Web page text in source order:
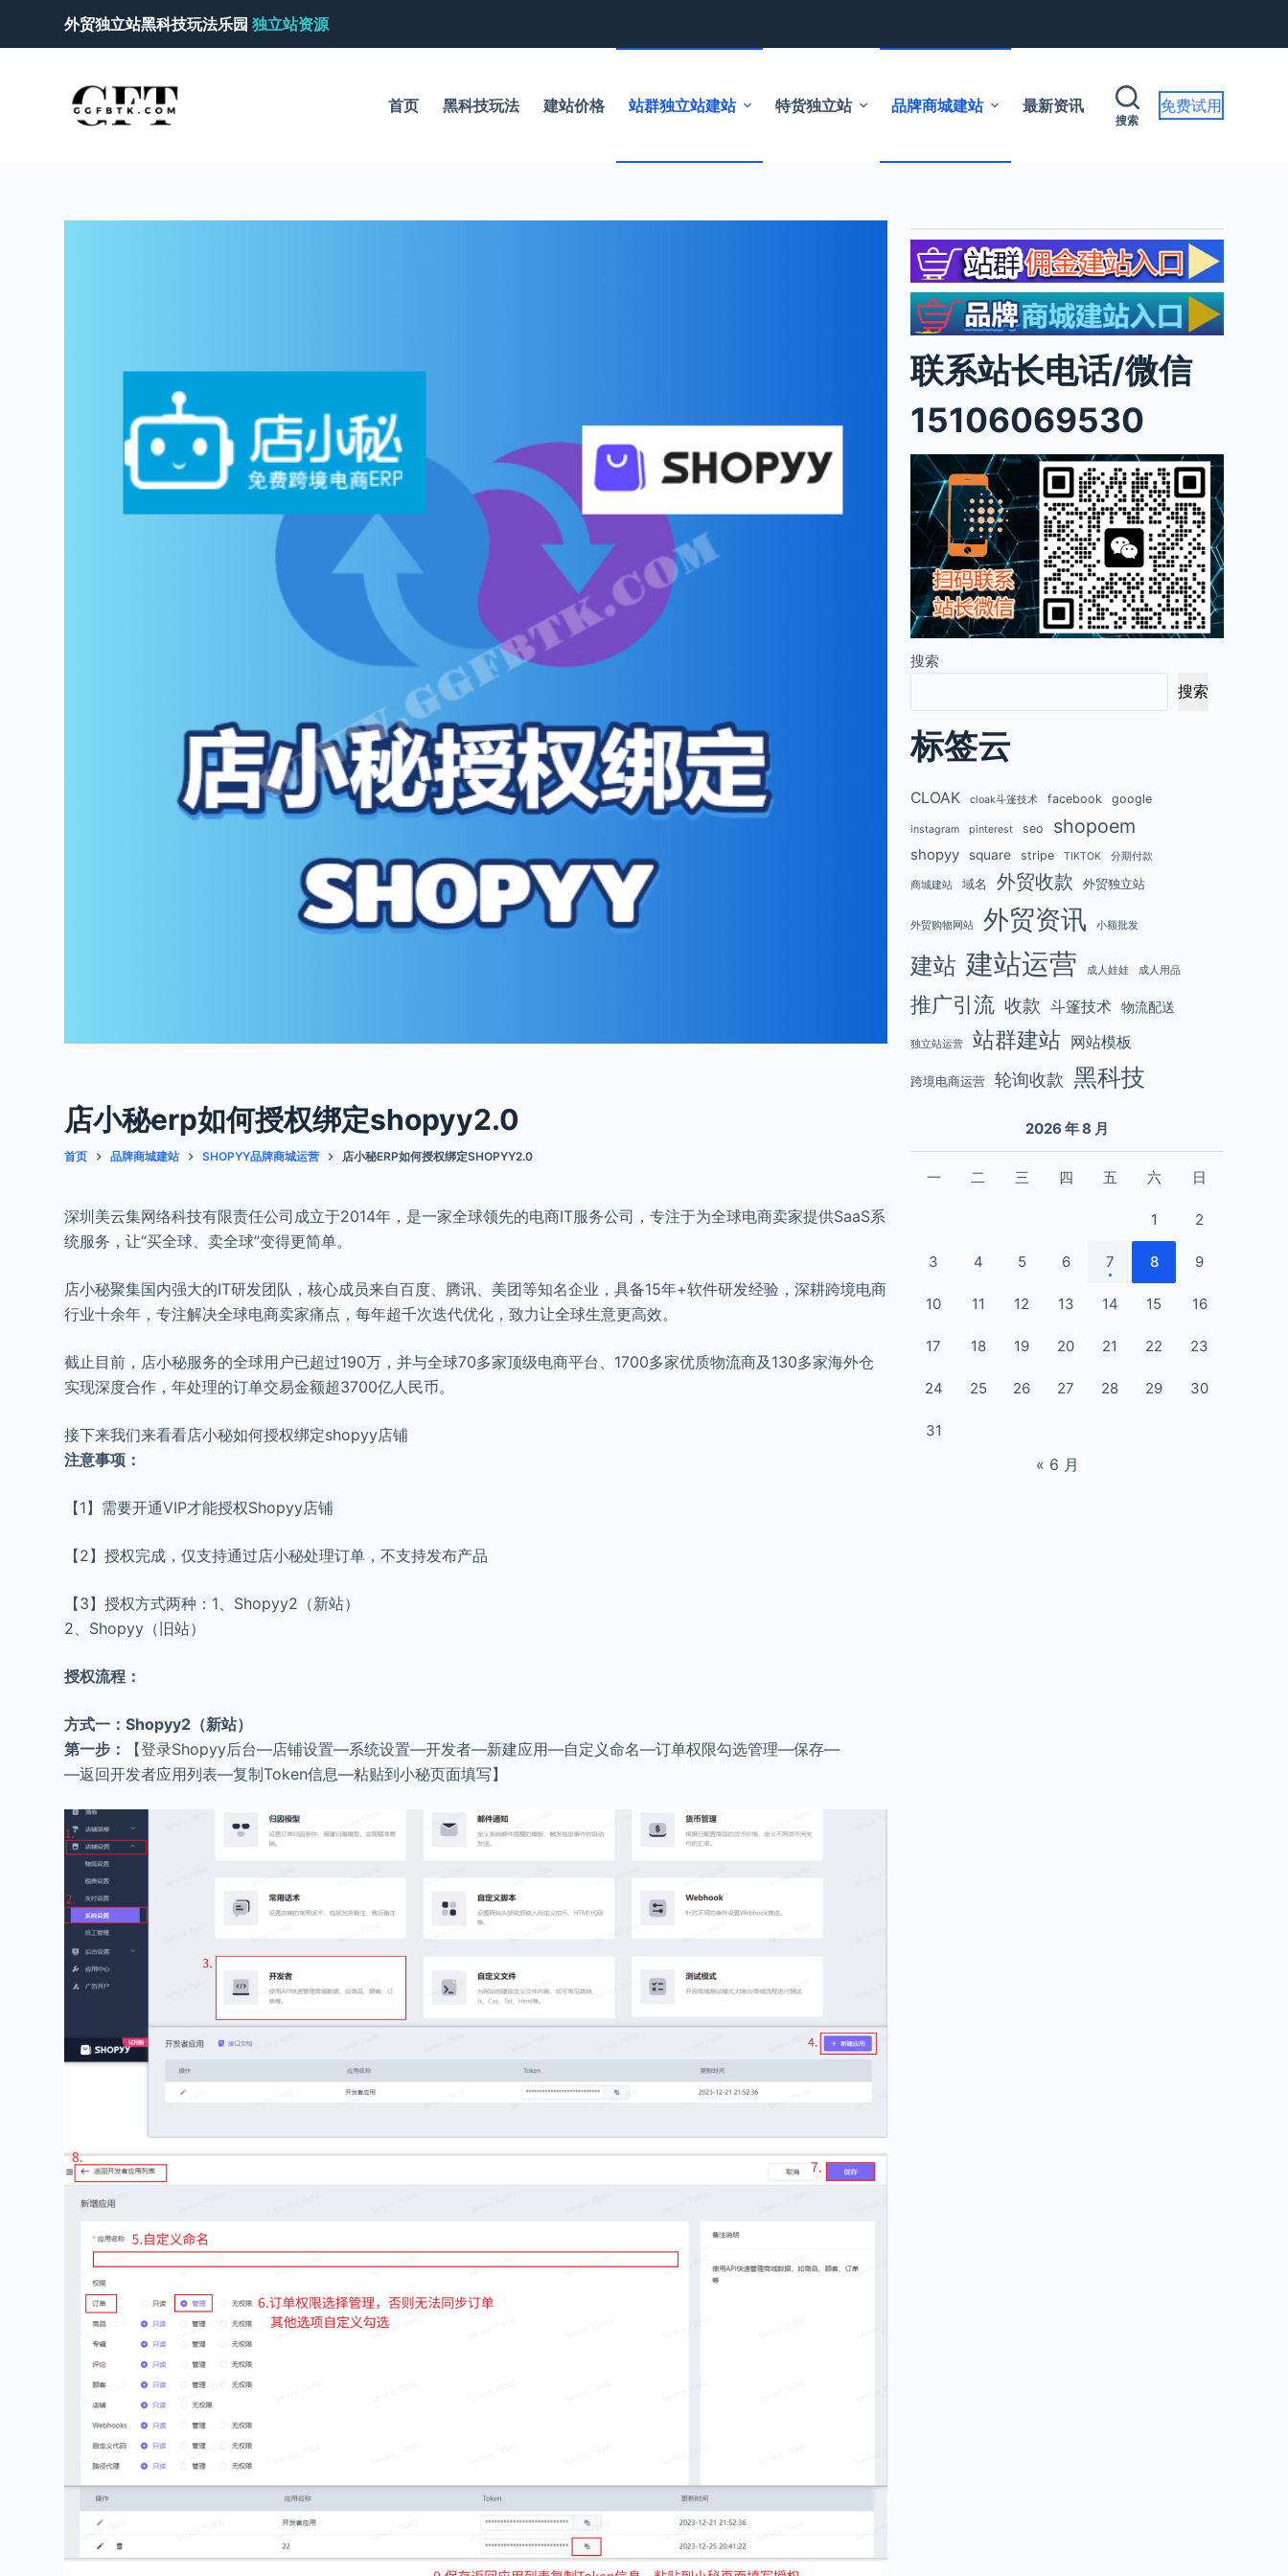
过
外贸独立站黑科技玩法乐园独立站资源
首页 黑科技玩法 建站价格 站群独立站建站 特货独立站 品牌商城建站 最新资讯
搜索
免费试用
店小秘erp如何授权绑定shopyy2.0
首页 品牌商城建站 SHOPYY品牌商城运营 店小秘ERP如何授权绑定SHOPYY2.0
深圳美云集网络科技有限责任公司成立于2014年，是一家全球领先的电商IT服务公司，专注于为全球电商卖家提供SaaS系
统服务，让“买全球、卖全球”变得更简单。
店小秘聚集国内强大的IT研发团队，核心成员来自百度、腾讯、美团等知名企业，具备15年+软件研发经验，深耕跨境电商
行业十余年，专注解决全球电商卖家痛点，每年超千次迭代优化，致力让全球生意更高效。
截止目前，店小秘服务的全球用户已超过190万，并与全球70多家顶级电商平台、1700多家优质物流商及130多家海外仓
实现深度合作，年处理的订单交易金额超3700亿人民币。
接下来我们来看看店小秘如何授权绑定shopyy店铺
注意事项：
【1】需要开通VIP才能授权Shopyy店铺
【2】授权完成，仅支持通过店小秘处理订单，不支持发布产品
【3】授权方式两种：1、Shopyy2（新站）
2、Shopyy（旧站）
授权流程：
方式一：Shopyy2（新站）
第一步：
【登录Shopyy后台—店铺设置—系统设置—开发者—新建应用—自定义命名—订单权限勾选管理—保存—
—返回开发者应用列表—复制Token信息—粘贴到小秘页面填写】
联系站长电话/微信
15106069530
搜索
搜索
标签云
CLOAK cloak斗篷技术 facebook google
instagram pinterest seo shopoem
shopyy square stripe TIKTOK 分期付款
商城建站 域名 外贸收款 外贸独立站
外贸购物网站 外贸资讯 小额批发
建站 建站运营 成人娃娃 成人用品
推广引流 收款 斗篷技术 物流配送
独立站运营 站群建站 网站模板
跨境电商运营 轮询收款 黑科技
2026 年 8 月
一 二 三 四 五 六 日
1 2
3 4 5 6 7 8 9
10 11 12 13 14 15 16
17 18 19 20 21 22 23
24 25 26 27 28 29 30
31
« 6 月